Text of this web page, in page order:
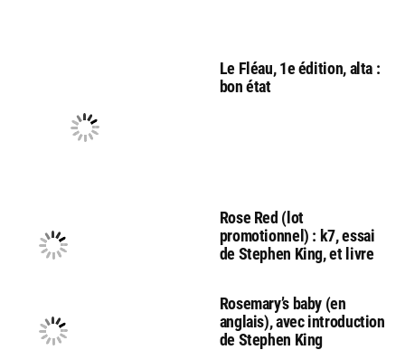
Le Fléau, 1e édition, alta :
bon état
Rose Red (lot
promotionnel) : k7, essai
de Stephen King, et livre
Rosemary’s baby (en
anglais), avec introduction
de Stephen King